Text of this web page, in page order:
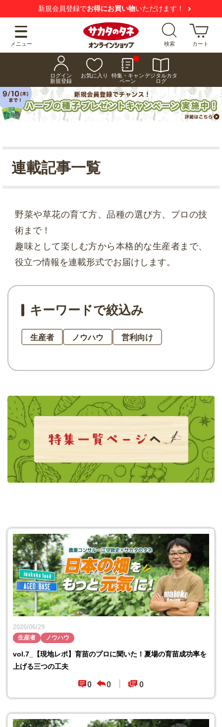
新規会員登録でお得にお買い物いただけます！
メニュー 検索 カート
ログイン
新規登録
お気に入り
特集・キャン
ペーン
デジタルカタ
ログ
連載記事一覧
野菜や草花の育て方、品種の選び方、プロの技
術まで！
趣味として楽しむ方から本格的な生産者まで、
役立つ情報を連載形式でお届けします。
キーワードで絞込み
生産者 ノウハウ 営利向け
生産者 ノウハウ
2026/06/29
vol.7_【現地レポ】育苗のプロに聞いた！夏場の育苗成功率を
上げる三つの工夫
0 0 0